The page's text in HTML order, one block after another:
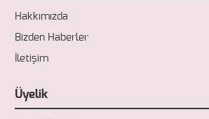
Hakkımızda
Bizden Haberler
İletişim
Üyelik